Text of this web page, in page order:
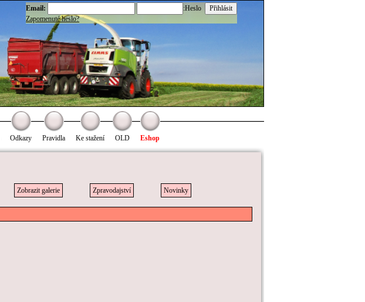
Email:
:Heslo
Zapomenuté heslo?
Odkazy Pravidla Ke stažení OLD Eshop
Zobrazit galerie Zpravodajství Novinky